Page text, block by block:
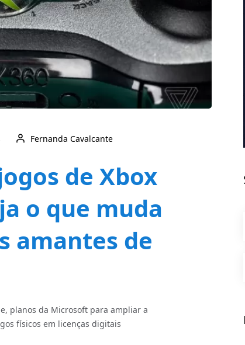
Fernanda Cavalcante
de Xbox
o que muda
amantes de
planos da Microsoft para ampliar a
físicos em licenças digitais